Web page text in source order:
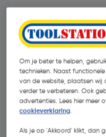
Om je beter te helpen,
technieken. Naast
van de website, plaatsen wij
verder te verbeteren. Ook
advertenties. Lees hier meer
cookieverklaring.
Als je op 'Akkoord' klikt, dan